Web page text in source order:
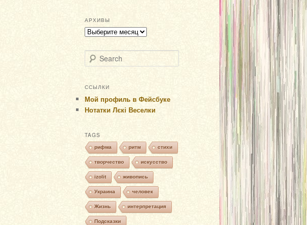
АРХИВЫ
Архивы
Search
ССЫЛКИ
Мой профиль в Фейсбуке
Нотатки Лєкі Веселки
TAGS
рифма ритм стихи
творчество искусство
izolit живопись
Украина человек
Жизнь интерпретация
Подсказки